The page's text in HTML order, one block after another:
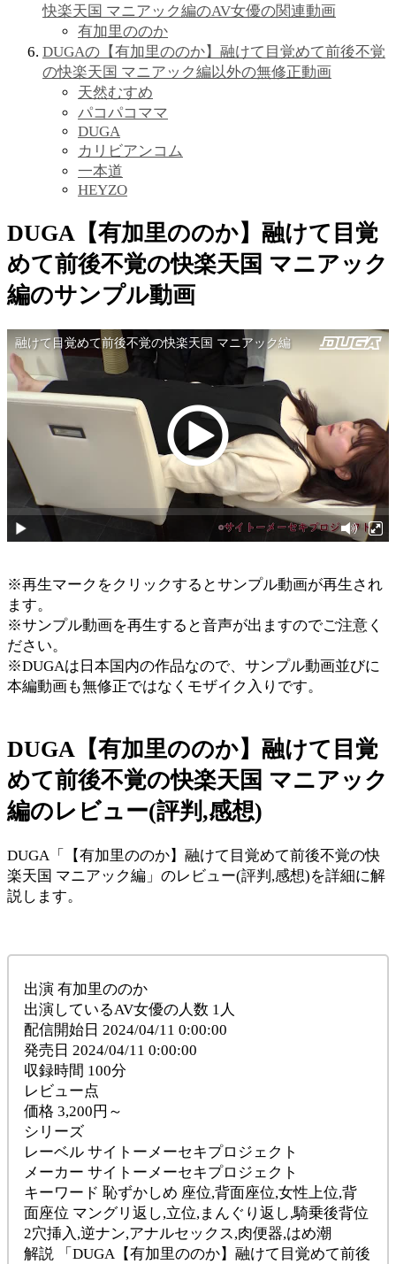
快楽天国 マニアック編のAV女優の関連動画
有加里ののか
DUGAの【有加里ののか】融けて目覚めて前後不覚
の快楽天国 マニアック編以外の無修正動画
天然むすめ
パコパコママ
DUGA
カリビアンコム
一本道
HEYZO
DUGA【有加里ののか】融けて目覚
めて前後不覚の快楽天国 マニアック
編のサンプル動画
※再生マークをクリックするとサンプル動画が再生され
ます。
※サンプル動画を再生すると音声が出ますのでご注意く
ださい。
※DUGAは日本国内の作品なので、サンプル動画並びに
本編動画も無修正ではなくモザイク入りです。
DUGA【有加里ののか】融けて目覚
めて前後不覚の快楽天国 マニアック
編のレビュー(評判,感想)
DUGA「【有加里ののか】融けて目覚めて前後不覚の快
楽天国 マニアック編」のレビュー(評判,感想)を詳細に解
説します。
出演 有加里ののか
出演しているAV女優の人数 1人
配信開始日 2024/04/11 0:00:00
発売日 2024/04/11 0:00:00
収録時間 100分
レビュー点
価格 3,200円～
シリーズ
レーベル サイトーメーセキプロジェクト
メーカー サイトーメーセキプロジェクト
キーワード 恥ずかしめ 座位,背面座位,女性上位,背
面座位 マングリ返し,立位,まんぐり返し,騎乗後背位
2穴挿入,逆ナン,アナルセックス,肉便器,はめ潮
解説 「DUGA【有加里ののか】融けて目覚めて前後